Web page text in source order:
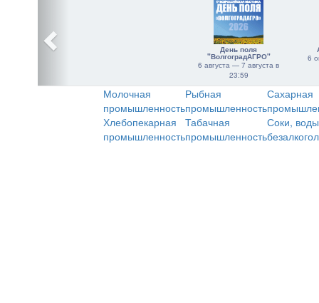
День поля
"ВолгоградАГРО"
6 августа — 7 августа в
23:59
6
Молочная
промышленность
Рыбная
промышленность
Сахарная
Хлебопекарная
промышленность
Табачная
промышленность
Соки,